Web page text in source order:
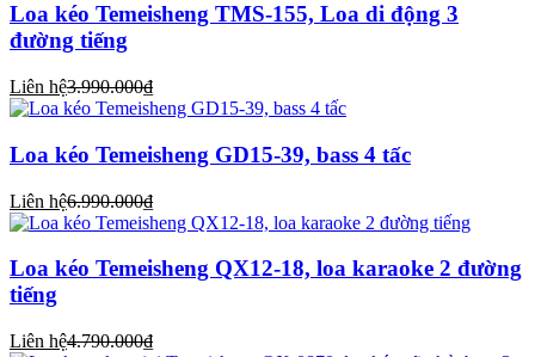
Loa kéo Temeisheng TMS-155, Loa di động 3
đường tiếng
Liên hệ3.990.000₫
Loa kéo Temeisheng GD15-39, bass 4 tấc
Liên hệ6.990.000₫
Loa kéo Temeisheng QX12-18, loa karaoke 2 đường
tiếng
Liên hệ4.790.000₫